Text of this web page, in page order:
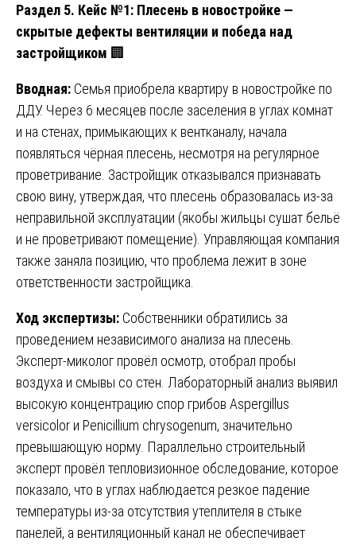
Раздел 5. Кейс №1: Плесень в новостройке —
скрытые дефекты вентиляции и победа над
застройщиком 🏢
Вводная: Семья приобрела квартиру в новостройке по
ДДУ. Через 6 месяцев после заселения в углах комнат
и на стенах, примыкающих к вентканалу, начала
появляться чёрная плесень, несмотря на регулярное
проветривание. Застройщик отказывался признавать
свою вину, утверждая, что плесень образовалась из-за
неправильной эксплуатации (якобы жильцы сушат бельё
и не проветривают помещение). Управляющая компания
также заняла позицию, что проблема лежит в зоне
ответственности застройщика.
Ход экспертизы: Собственники обратились за
проведением независимого анализа на плесень.
Эксперт-миколог провёл осмотр, отобрал пробы
воздуха и смывы со стен. Лабораторный анализ выявил
высокую концентрацию спор грибов Aspergillus
versicolor и Penicillium chrysogenum, значительно
превышающую норму. Параллельно строительный
эксперт провёл тепловизионное обследование, которое
показало, что в углах наблюдается резкое падение
температуры из-за отсутствия утеплителя в стыке
панелей, а вентиляционный канал не обеспечивает